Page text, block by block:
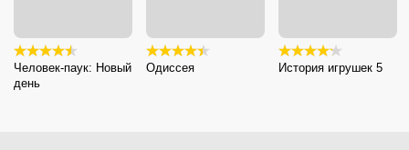
Человек-паук: Новый
день
Одиссея История игрушек 5